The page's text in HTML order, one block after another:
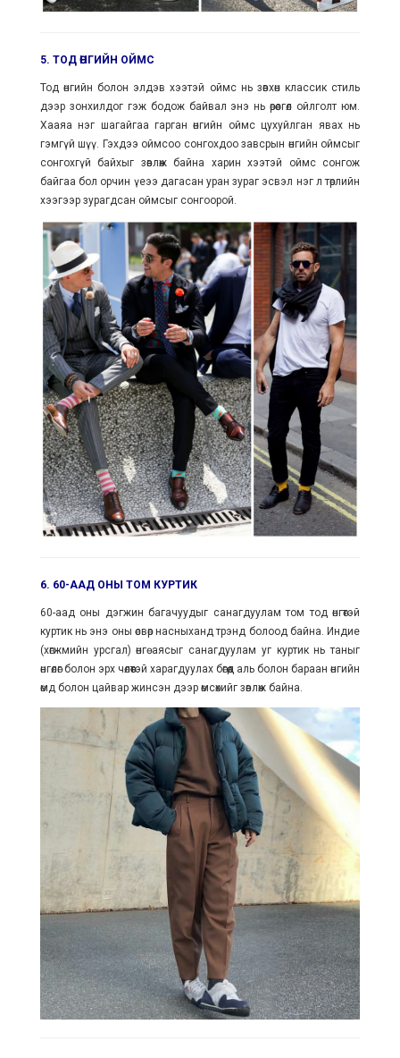
5. ТОД ӨНГИЙН ОЙМС
Тод өнгийн болон элдэв хээтэй оймс нь зөвхөн классик стиль
дээр зонхилдог гэж бодож байвал энэ нь өрөөсгөл ойлголт юм.
Хааяа нэг шагайгаа гарган өнгийн оймс цухуйлган явах нь
гэмгүй шүү. Гэхдээ оймсоо сонгохдоо завсрын өнгийн оймсыг
сонгохгүй байхыг зөвлөж байна харин хээтэй оймс сонгож
байгаа бол орчин үеээ дагасан уран зураг эсвэл нэг л төрлийн
хээгээр зурагдсан оймсыг сонгоорой.
6. 60-ААД ОНЫ ТОМ КУРТИК
60-аад оны дэгжин багачуудыг санагдуулам том тод өнгөтэй
куртик нь энэ оны өсвөр насныханд трэнд болоод байна. Индие
(хөгжмийн урсгал) өнгө аясыг санагдуулам уг куртик нь таныг
өнгөлөг болон эрх чөлөөтэй харагдуулах бөгөөд аль болон бараан өнгийн
өмд болон цайвар жинсэн дээр өмсөхийг зөвлөж байна.